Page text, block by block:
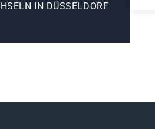
IN DÜSSELDORF K